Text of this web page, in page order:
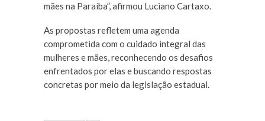
mães na Paraíba”, afirmou Luciano Cartaxo.
As propostas refletem uma agenda
comprometida com o cuidado integral das
mulheres e mães, reconhecendo os desafios
enfrentados por elas e buscando respostas
concretas por meio da legislação estadual.